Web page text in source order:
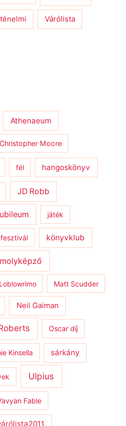
Várólista
Athenaeum
Christopher Moore
fél hangoskönyv
JD Robb
játék
könyvklub
Loblowrimo Matt Scudder
Neil Gaiman
Oscar díj
Kinsella sárkány
Ulpius
Fable